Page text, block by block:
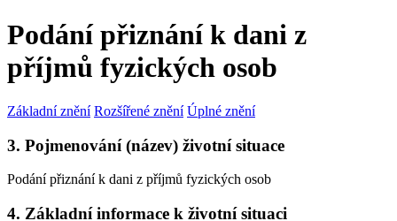
Podání přiznání k dani z
příjmů fyzických osob
Základní znění Rozšířené znění Úplné znění
3. Pojmenování (název) životní situace
Podání přiznání k dani z příjmů fyzických osob
4. Základní informace k životní situaci